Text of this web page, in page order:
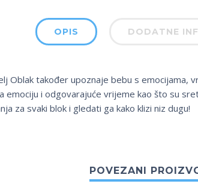
OPIS DODATNE
Oblak također upoznaje bebu s emocijama,
emociju i odgovarajuće vrijeme kao što su
za svaki blok i gledati ga kako klizi niz dugu!
POVEZANI